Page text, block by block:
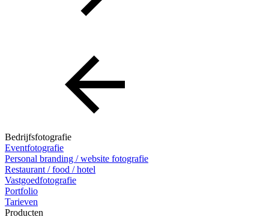
Bedrijfsfotografie
Eventfotografie
Personal branding / website fotografie
Restaurant / food / hotel
Vastgoedfotografie
Portfolio
Tarieven
Producten